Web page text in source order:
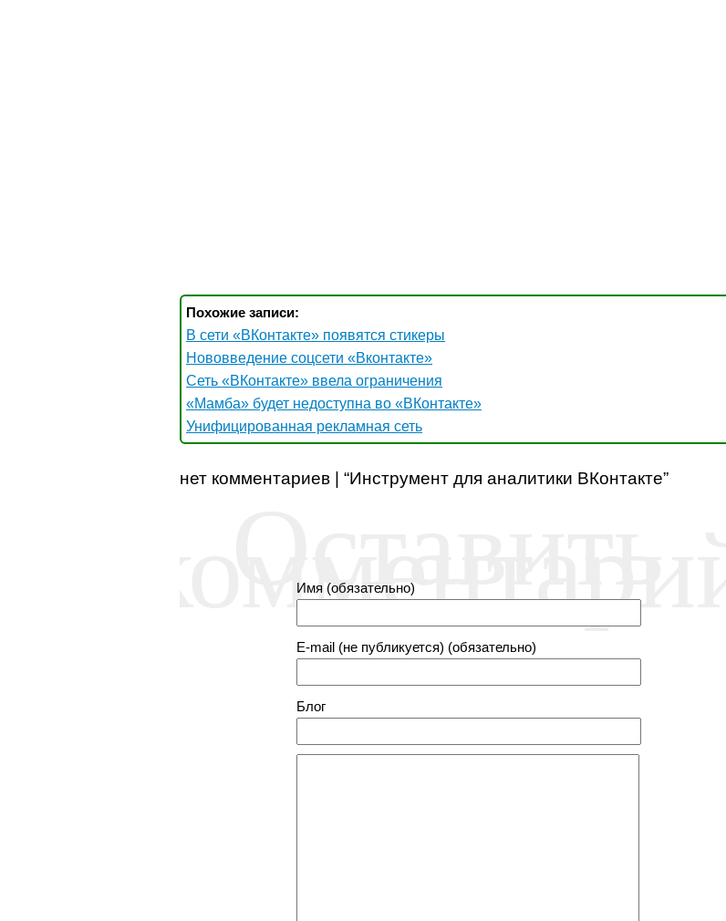
Похожие записи:
В сети «ВКонтакте» появятся стикеры
Нововведение соцсети «Вконтакте»
Сеть «ВКонтакте» ввела ограничения
«Мамба» будет недоступна во «ВКонтакте»
Унифицированная рекламная сеть
нет комментариев | “Инструмент для аналитики ВКонтакте”
Оставить
комментарий
Имя (обязательно)
E-mail (не публикуется) (обязательно)
Блог